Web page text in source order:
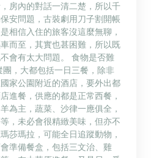
房內的對話一清二楚，所以千
安問題，古裝劇用刀子割開帳
相信入住的旅客沒這麼無聊，
而至，其實也甚困難，所以既
會有太大問題。 食物是否難
，大都包括一日三餐，除非
家公園附近的酒店，要外出都
進餐，供應的都是正常西餐，
為主，蔬菜、沙律一應俱全，
，未必會很精緻美味，但亦不
莎瑪拉，可能全日追蹤動物，
準備餐盒，包括三文治、雞